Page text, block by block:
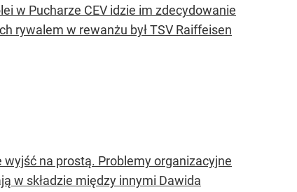
w Pucharze CEV idzie im zdecydowanie
rywalem w rewanżu był TSV Raiffeisen
wyjść na prostą. Problemy organizacyjne
w składzie między innymi Dawida